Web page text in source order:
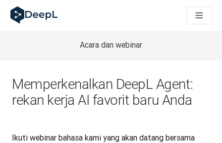
DeepL untuk agen AI
Translation Flow DeepL: Alur kerja baru yang didukung AI
How we brought Swiss German to DeepL
Sistem Evaluasi Mutu Terjemahan DeepL: Cara
Terjemahan teks berkualitas tinggi ke platform suara real-
Building an instantly accessible voice demo with DeepL
Acara dan webinar
Memperkenalkan DeepL Agent:
rekan kerja AI favorit baru Anda
Ikuti webinar bahasa kami yang akan datang bersama